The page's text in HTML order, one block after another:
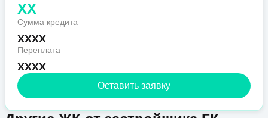
XX
Сумма кредита
XXXX
Переплата
XXXX
Оставить заявку